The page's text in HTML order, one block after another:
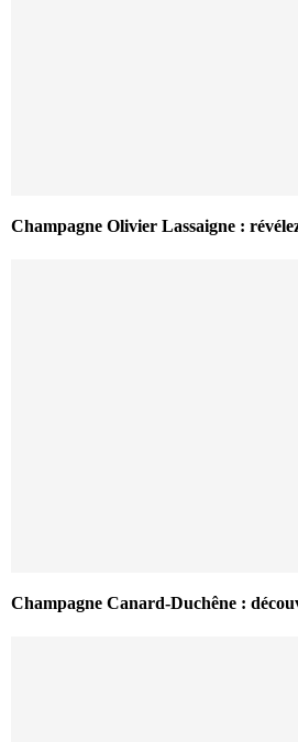
Champagne Olivier Lassaigne :
Champagne Canard-Duchêne :